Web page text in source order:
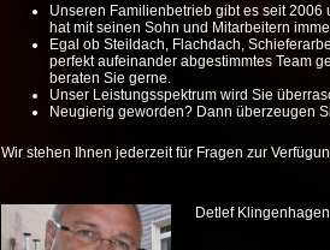
Unseren Familienbetrieb gibt es seit
hat mit seinen Sohn und Mitarbeitern
Egal ob Steildach, Flachdach,
perfekt aufeinander abgestimmtes Team
beraten Sie gerne.
Unser Leistungsspektrum wird Sie
Neugierig geworden? Dann überzeugen
Wir stehen Ihnen jederzeit für Fragen zur
Detlef Klingenhagen